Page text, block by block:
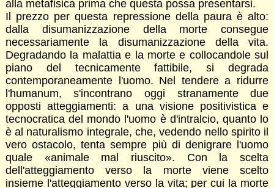
alla metafisica prima che questa possa presentarsi.
Il prezzo per questa repressione della paura è alto:
dalla disumanizzazione della morte consegue
necessariamente la disumanizzazione della vita.
Degradando la malattia e la morte e collocandole sul
piano del tecnicamente fattibile, si degrada
contemporaneamente l'uomo. Nel tendere a ridurre
l'humanum, s'incontrano oggi stranamente due
opposti atteggiamenti: a una visione positivistica e
tecnocratica del mondo l'uomo è d'intralcio, quanto lo
è al naturalismo integrale, che, vedendo nello spirito il
vero ostacolo, tenta sempre più di denigrare l'uomo
quale «animale mal riuscito». Con la scelta
dell'atteggiamento verso la morte viene scelto
insieme l'atteggiamento verso la vita; per cui la morte